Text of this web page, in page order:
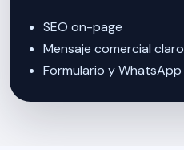
SEO on-page
Mensaje comercial claro
Formulario y WhatsApp